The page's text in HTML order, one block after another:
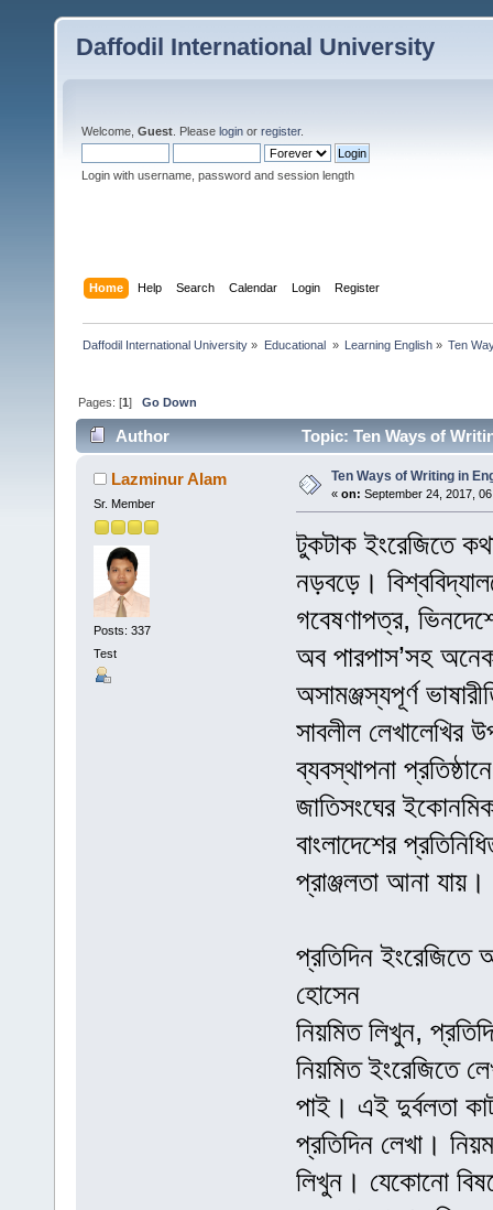
Daffodil International University
Welcome, Guest . Please login or register.
Login with username, password and session length
Home Help Search Calendar Login Register
Daffodil International University » Educational » Learning English» Ten
Pages: [1]Go Down
Author Topic: Ten Ways of
Lazminur Alam
Sr. Member
Posts: 337
Test
Ten Ways of Writing in
« on: September 24, 2017,
টুকটাক ইংরেজিতে
নড়বড়ে।
গবেষণাপত্র,
অব পারপাস’সহ
অসামঞ্জস্যপূর্ণ
সাবলীল লেখালেখির
ব্যবস্থাপনা
জাতিসংঘের
বাংলাদেশের
প্রাঞ্জলতা আনা যায়।
প্রতিদিন
হোসেন
নিয়মিত লিখুন,
নিয়মিত ইংরেজিতে
পাই। এই দুর্বলতা
প্রতিদিন লেখা।
লিখুন। যেকোনো